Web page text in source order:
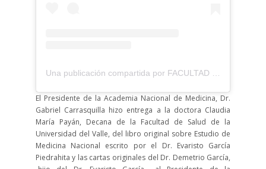
El Presidente de la Academia Nacional de Medicina, Dr.
Gabriel Carrasquilla hizo entrega a la doctora Claudia
María Payán, Decana de la Facultad de Salud de la
Universidad del Valle, del libro original sobre Estudio de
Medicina Nacional escrito por el Dr. Evaristo García
Piedrahita y las cartas originales del Dr. Demetrio García,